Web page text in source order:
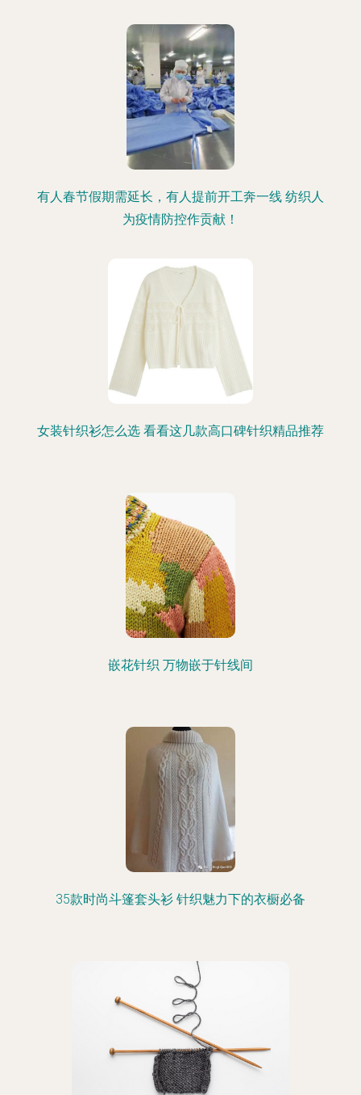
有人春节假期需延长，有人提前开工奔一线 纺织人
为疫情防控作贡献！
女装针织衫怎么选 看看这几款高口碑针织精品推荐
嵌花针织 万物嵌于针线间
35款时尚斗篷套头衫 针织魅力下的衣橱必备